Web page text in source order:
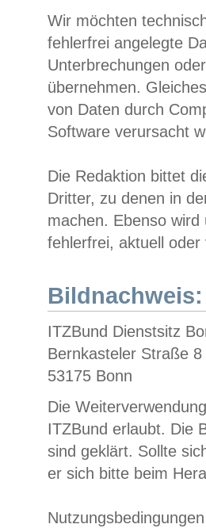
Wir möchten
fehlerfrei angelegte
Unterbrechungen
übernehmen.
von Daten durch
Software verursacht
Die Redaktion bittet
Dritter, zu denen in
machen. Ebenso
fehlerfrei, aktuell oder
Bildnachweis:
ITZBund Dienstsitz
Bernkasteler Straße 8
53175 Bonn
Die
ITZBund erlaubt. Die
sind geklärt. Sollte
er sich bitte beim